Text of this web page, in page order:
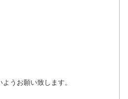
うお願い致します。